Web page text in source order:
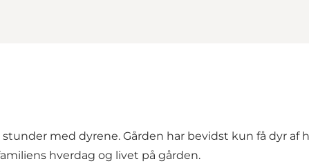
med dyrene. Gården har bevidst kun få dyr af
hverdag og livet på gården.